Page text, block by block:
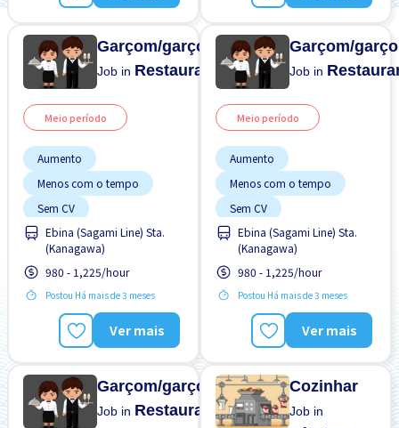
Garçom/garçonete
Job in Restaurante
Meio período
Aumento
Menos com o tempo
Sem CV
Sem experiência OK
Transporte pago
Ebina (Sagami Line) Sta.
(Kanagawa)
980 - 1,225/hour
Postou Há mais de 3 meses
Ver mais
Garçom/
Job in
Meio período
Aumento
Menos com o tempo
Sem CV
Sem experiência OK
Transporte pago
Ebina (Sagami Line) Sta.
(Kanagawa)
980 - 1,225/hour
Postou Há mais de 3 meses
Ver mais
Garçom/garçonete
Job in Restaurante
Cozinhar
Job in